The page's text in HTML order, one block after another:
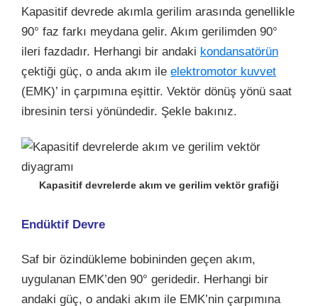
Kapasitif devrede akımla gerilim arasında genellikle
90° faz farkı meydana gelir. Akım gerilimden 90°
ileri fazdadır. Herhangi bir andaki kondansatörün
çektiği güç, o anda akım ile elektromotor kuvvet
(EMK)’ in çarpımına eşittir. Vektör dönüş yönü saat
ibresinin tersi yönündedir. Şekle bakınız.
Kapasitif devrelerde akım ve gerilim vektör grafiği
Endüktif Devre
Saf bir özindükleme bobininden geçen akım,
uygulanan EMK’den 90° geridedir. Herhangi bir
andaki güç, o andaki akım ile EMK’nin çarpımına